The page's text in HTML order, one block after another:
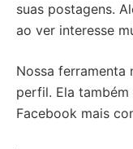
suas postagens.
ao ver interesse
Nossa ferramenta
perfil. Ela
Facebook mais